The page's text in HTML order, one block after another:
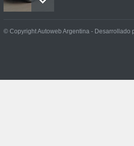
Contacto: Jeep
© Copyright Autoweb Argentina - Desarrollado